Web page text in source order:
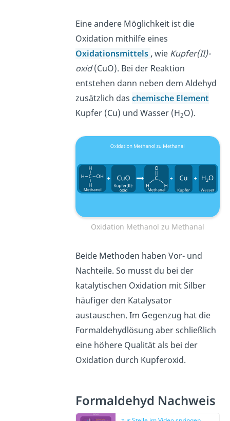
Eine andere Möglichkeit ist die
Oxidation mithilfe eines
Oxidationsmittels ,wie Kupfer(II)-
oxid(CuO). Bei der Reaktion
entstehen dann neben dem Aldehyd
zusätzlich daschemische Element
Kupfer (Cu) und Wasser (H2O).
Oxidation Methanol zu Methanal
Beide Methoden haben Vor- und
Nachteile. So musst du bei der
katalytischen Oxidation mit Silber
häufiger den Katalysator
austauschen. Im Gegenzug hat die
Formaldehydlösung aber schließlich
eine höhere Qualität als bei der
Oxidation durch Kupferoxid.
Formaldehyd Nachweis